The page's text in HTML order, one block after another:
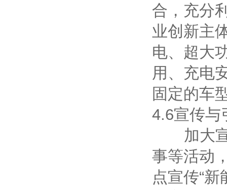
合，充分
业创新主
电、超大
用、充电
固定的车
4.6宣传与
加大宣
事等活动
点宣传“